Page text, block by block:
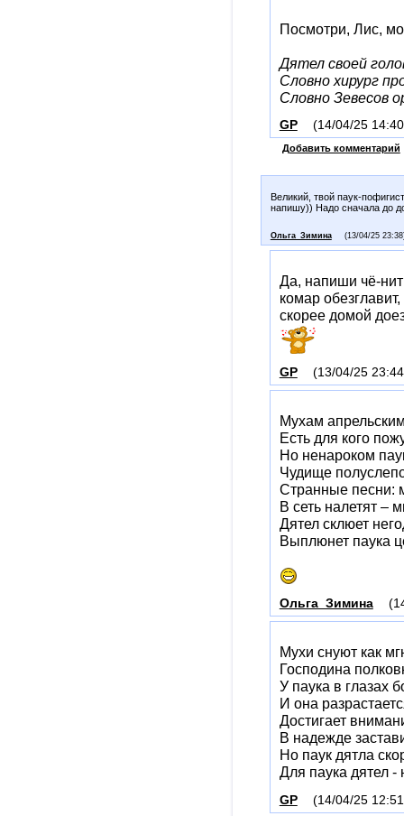
Посмотри, Лис,
Дятел своей
Словно хирург
Словно Зевесов
GP (14/04/25
Добавить комментарий
Великий, твой паук-
напишу)) Надо сначала до
Ольга_Зимина (13/04/25
Да, напиши чё-
комар
скорее домой
GP (13/04/25
Мухам
Есть для кого
Но ненароком
Чудище
Странные песни:
В сеть налетят –
Дятел склюет
Выплюнет паука
Ольга_Зимина
Мухи снуют как
Господина
У паука в глазах
И она
Достигает
В надежде
Но паук дятла
Для паука дятел
GP (14/04/25